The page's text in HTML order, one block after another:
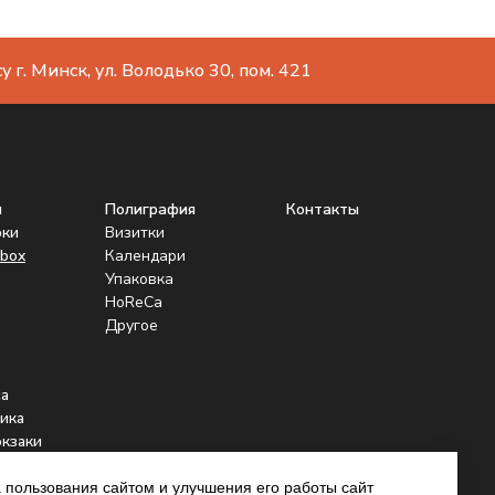
г. Минск, ул. Володько 30, пом. 421
Контакты
Полиграфия
Визитки
Календари
Упаковка
HoReCa
Другое
сайтом и улучшения его работы сайт